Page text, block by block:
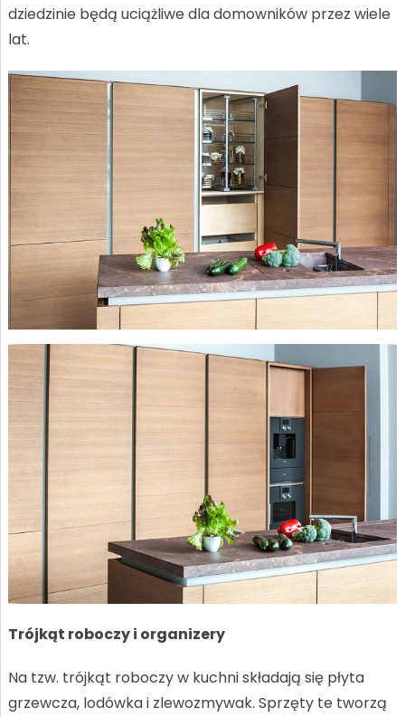
dziedzinie będą uciążliwe dla domowników przez wiele
lat.
Trójkąt roboczy i organizery
Na tzw. trójkąt roboczy w kuchni składają się płyta
grzewcza, lodówka i zlewozmywak. Sprzęty te tworzą